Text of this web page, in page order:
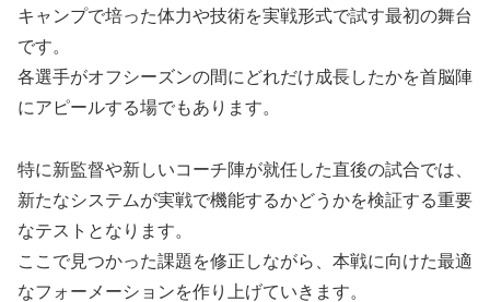
キャンプで培った体力や技術を実戦形式で試す最初の舞台
です。
各選手がオフシーズンの間にどれだけ成長したかを首脳陣
にアピールする場でもあります。
特に新監督や新しいコーチ陣が就任した直後の試合では、
新たなシステムが実戦で機能するかどうかを検証する重要
なテストとなります。
ここで見つかった課題を修正しながら、本戦に向けた最適
なフォーメーションを作り上げていきます。